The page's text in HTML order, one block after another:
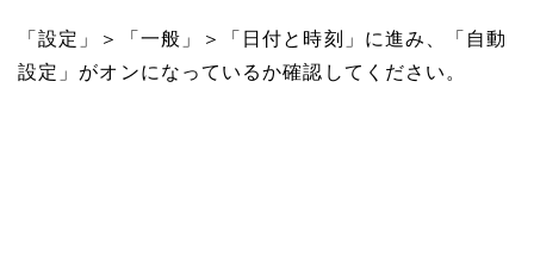
「設定」＞「一般」＞「日付と時刻」に進み、「自動
設定」がオンになっているか確認してください。